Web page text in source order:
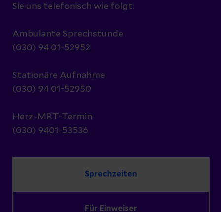
Sie uns telefonisch wie folgt:
Ambulante Sprechstunde
(030) 94 01-52952
Stationäre Aufnahme
(030) 94 01-52950
Herz-MRT-Termin
(030) 9401-53536
Sprechzeiten
Für Einweiser